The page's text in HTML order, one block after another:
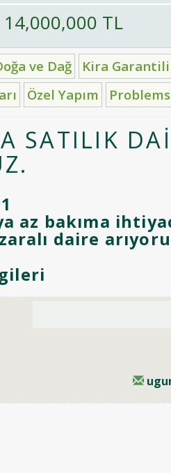
TL
ve Dağ Kira Garantili
Özel Yapım
SATILIK
az bakıma
daire